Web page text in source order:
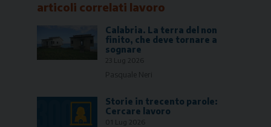
articoli correlati lavoro
Calabria. La terra del non
finito, che deve tornare a
sognare
23 Lug 2026
Pasquale Neri
Storie in trecento parole:
Cercare lavoro
01 Lug 2026